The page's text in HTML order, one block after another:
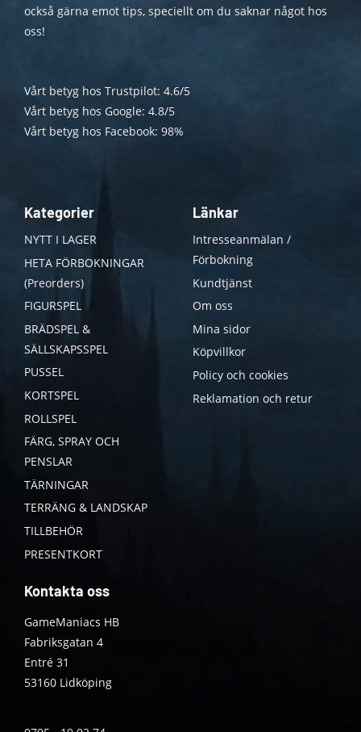
också gärna emot tips, speciellt om du saknar något hos
oss!
Vårt betyg hos Trustpilot: 4.6/5
Vårt betyg hos Google: 4.8/5
Vårt betyg hos Facebook: 98%
Kategorier
NYTT I LAGER
HETA FÖRBOKNINGAR
(Preorders)
FIGURSPEL
BRÄDSPEL &
SÄLLSKAPSSPEL
PUSSEL
KORTSPEL
ROLLSPEL
FÄRG, SPRAY OCH
PENSLAR
TÄRNINGAR
TERRÄNG & LANDSKAP
TILLBEHÖR
PRESENTKORT
Länkar
Intresseanmälan /
Förbokning
Kundtjänst
Om oss
Mina sidor
Köpvillkor
Policy och cookies
Reklamation och retur
Kontakta oss
GameManiacs HB
Fabriksgatan 4
Entré 31
53160 Lidköping